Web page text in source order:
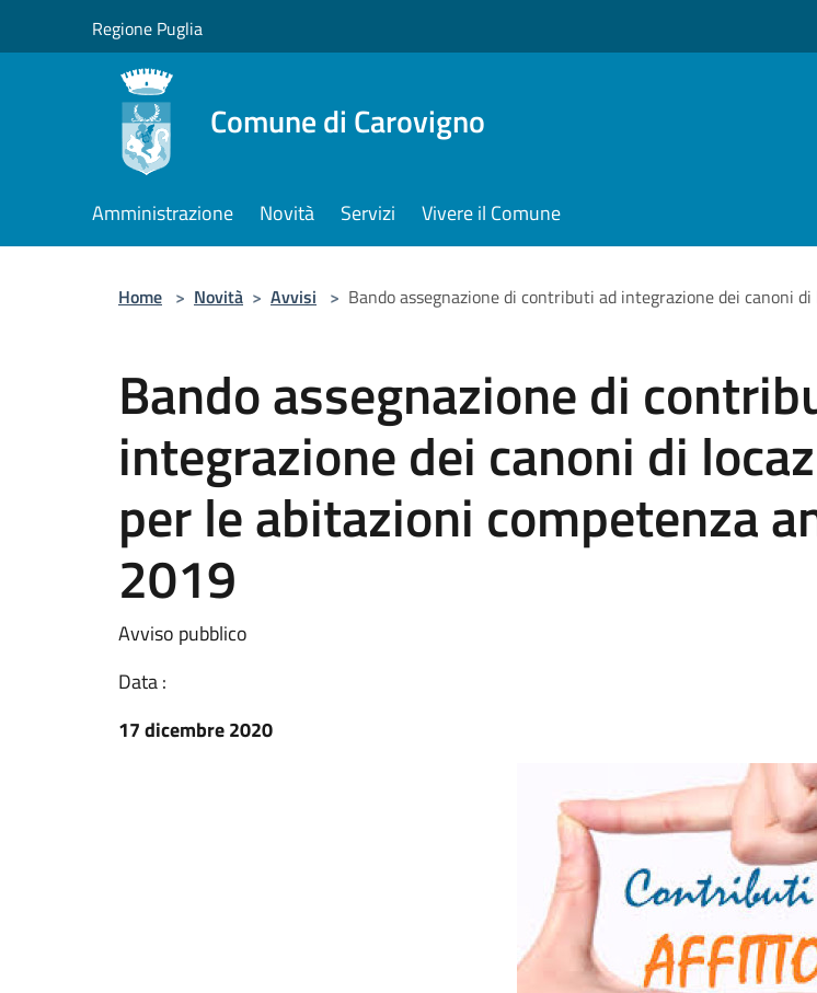
Regione Puglia
Comune di Carovigno
Amministrazione Novità Servizi Vivere il Comune
Home > Novità > Avvisi > Bando assegnazione di contributi ad integrazione dei canoni
Bando assegnazione di
integrazione dei canoni di
per le abitazioni competenza
2019
Avviso pubblico
Data :
17 dicembre 2020